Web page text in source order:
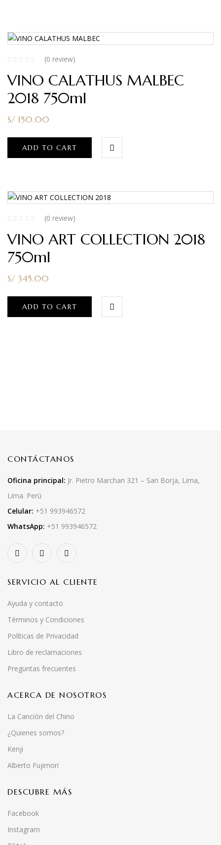
(0 review)
VINO CALATHUS MALBEC
2018 750ml
S/ 150.00
ADD TO CART
(0 review)
VINO ART COLLECTION 2018
750ml
S/ 345.00
ADD TO CART
CONTÁCTANOS
Oficina principal: Jr. Pietro Marchan 321 – San Borja, Lima,
Lima. Perú
Celular: +51 993946572
WhatsApp: +51 993946572
SERVICIO AL CLIENTE
Ayuda y contacto
Términos y Condiciones
Políticas de Privacidad
Libro de reclamaciones
Preguntas frecuentes
ACERCA DE NOSOTROS
La Canción del Chino
¿Quienes somos?
Kenji
Alberto Fujimori
DESCUBRE MÁS
Facebook
Instagram